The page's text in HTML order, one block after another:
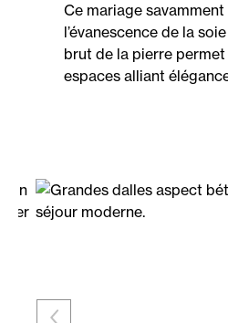
Ce mariage
l’évanescence de la
brut de la pierre permet
espaces alliant